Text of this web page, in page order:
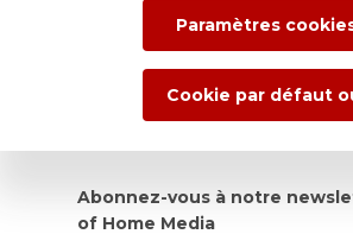
Abonnez-vous à notre
of Home Media
Paramètres
Cookie par défaut